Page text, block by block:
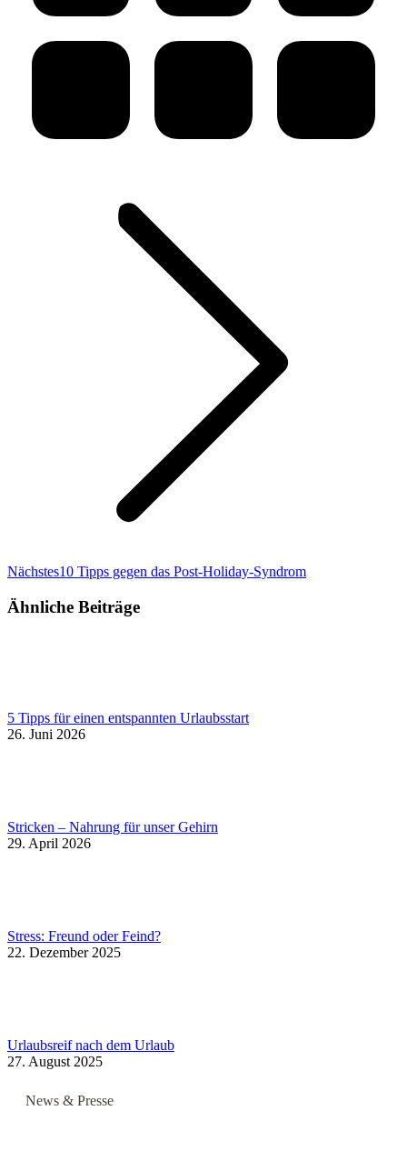
NächstesNächster
10 Tipps gegen das Post-Holiday-Syndrom
Ähnliche Beiträge
5 Tipps für einen entspannten Urlaubsstart
26. Juni 2026
Stricken – Nahrung für unser Gehirn
29. April 2026
Stress: Freund oder Feind?
22. Dezember 2025
Urlaubsreif nach dem Urlaub
27. August 2025
News & Presse